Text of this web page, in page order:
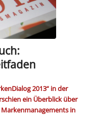
2013“ in der
ein Überblick über
in